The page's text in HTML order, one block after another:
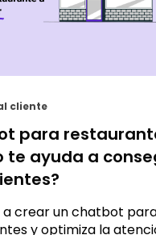
cliente
para
te ayuda a
a crear un chatbot
y optimiza la